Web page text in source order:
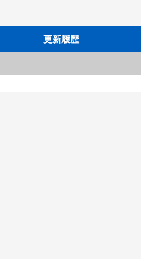
更新履歴